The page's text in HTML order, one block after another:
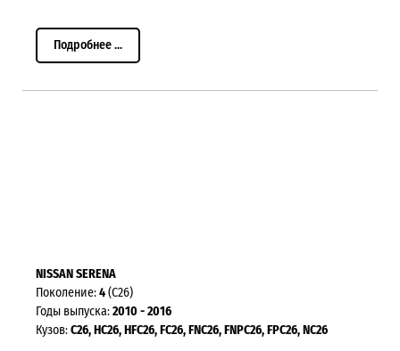
Подробнее ...
NISSAN SERENA
Поколение:4(C26)
Годы выпуска:2010 - 2016
Кузов:C26,HC26, HFC26,FC26, FNC26, FNPC26, FPC26, NC26